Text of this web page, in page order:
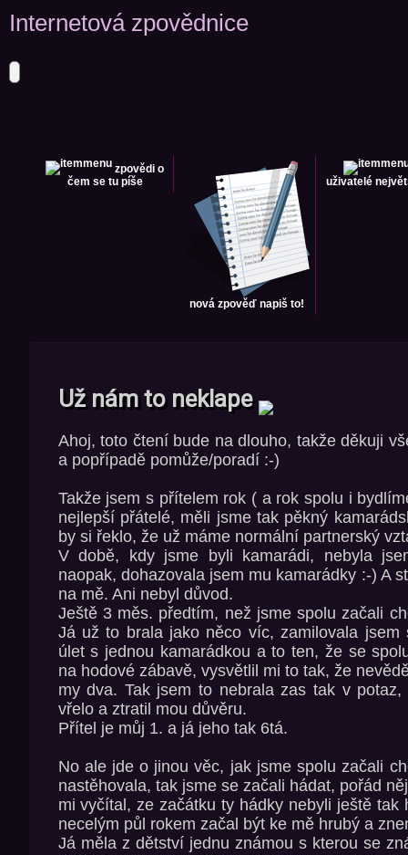
Internetová zpovědnice
zpovědi o
čem se tu píše
nová zpověď napiš to!
uživatelé
Už nám to neklape
Ahoj, toto čtení bude na dlouho, takže děkuji
a popřípadě pomůže/poradí :-)
Takže jsem s přítelem rok ( a rok spolu i
nejlepší přátelé, měli jsme tak pěkný
by si řeklo, že už máme normální partnerský
V době, kdy jsme byli kamarádi, nebyla
naopak, dohazovala jsem mu kamarádky :-) A
na mě. Ani nebyl důvod.
Ještě 3 měs. předtím, než jsme spolu začali
Já už to brala jako něco víc, zamilovala
úlet s jednou kamarádkou a to ten, že se
na hodové zábavě, vysvětlil mi to tak, že
my dva. Tak jsem to nebrala zas tak v
vřelo a ztratil mou důvěru.
Přítel je můj 1. a já jeho tak 6tá.
No ale jde o jinou věc, jak jsme spolu začali
nastěhovala, tak jsme se začali hádat, pořád
mi vyčítal, ze začátku ty hádky nebyli ještě tak
necelým půl rokem začal být ke mě hrubý a
Já měla z dětství jednu známou s kterou se